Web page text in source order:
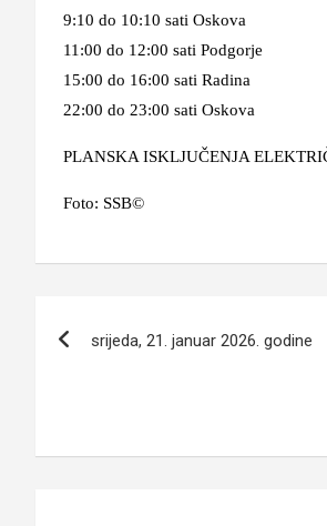
9:10 do 10:10 sati Oskova
11:00 do 12:00 sati Podgorje
15:00 do 16:00 sati Radina
22:00 do 23:00 sati Oskova
PLANSKA ISKLJUČENJA
Foto: SSB©
srijeda, 21. januar 2026. godine